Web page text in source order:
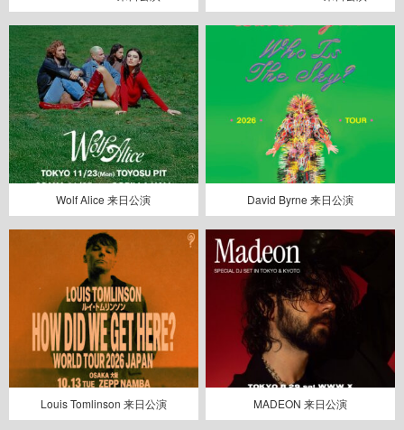
Wolf Alice 来日公演 David Byrne 来日公演
Louis Tomlinson 来日公演 MADEON 来日公演